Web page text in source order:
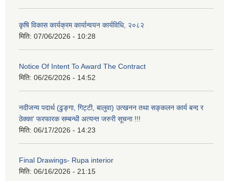
कृषि विकास कार्यक्रम कार्यान्वयन कार्यविधि, २०८२
मिति: 07/06/2026 - 10:28
Notice Of Intent To Award The Contract
मिति: 06/26/2026 - 14:52
नदीजन्य पदार्थ (ढुङ्गा, गिट्टी, बालुवा) उत्खनन तथा सङ्कलन कार्य बन्द र
ठेक्का' फरफारक सम्बन्धी अत्यन्त जरुरी सूचना !!!
मिति: 06/17/2026 - 14:23
Final Drawings- Rupa interior
मिति: 06/16/2026 - 21:15